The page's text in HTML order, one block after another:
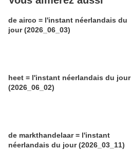
de airco = l'instant néerlandais du
jour (2026_06_03)
heet = l'instant néerlandais du jour
(2026_06_02)
de markthandelaar = l'instant
néerlandais du jour (2026_03_11)